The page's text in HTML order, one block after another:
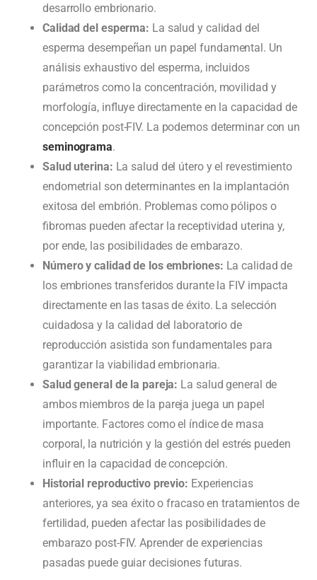
desarrollo embrionario.
Calidad del esperma: La salud y calidad del
esperma desempeñan un papel fundamental. Un
análisis exhaustivo del esperma, incluidos
parámetros como la concentración, movilidad y
morfología, influye directamente en la capacidad de
concepción post-FIV. La podemos determinar con un
seminograma.
Salud uterina: La salud del útero y el revestimiento
endometrial son determinantes en la implantación
exitosa del embrión. Problemas como pólipos o
fibromas pueden afectar la receptividad uterina y,
por ende, las posibilidades de embarazo.
Número y calidad de los embriones: La calidad de
los embriones transferidos durante la FIV impacta
directamente en las tasas de éxito. La selección
cuidadosa y la calidad del laboratorio de
reproducción asistida son fundamentales para
garantizar la viabilidad embrionaria.
Salud general de la pareja: La salud general de
ambos miembros de la pareja juega un papel
importante. Factores como el índice de masa
corporal, la nutrición y la gestión del estrés pueden
influir en la capacidad de concepción.
Historial reproductivo previo: Experiencias
anteriores, ya sea éxito o fracaso en tratamientos de
fertilidad, pueden afectar las posibilidades de
embarazo post-FIV. Aprender de experiencias
pasadas puede guiar decisiones futuras.